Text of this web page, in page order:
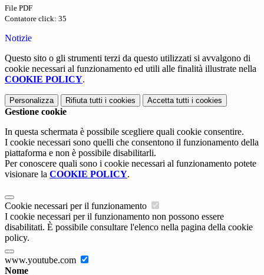
File PDF
Contatore click: 35
Notizie
Questo sito o gli strumenti terzi da questo utilizzati si avvalgono di
cookie necessari al funzionamento ed utili alle finalità illustrate nella
COOKIE POLICY.
Personalizza Rifiuta tutti i cookies Accetta tutti i cookies
Gestione cookie
In questa schermata è possibile scegliere quali cookie consentire.
I cookie necessari sono quelli che consentono il funzionamento della
piattaforma e non è possibile disabilitarli.
Per conoscere quali sono i cookie necessari al funzionamento potete
visionare la COOKIE POLICY.
Cookie necessari per il funzionamento
I cookie necessari per il funzionamento non possono essere
disabilitati. È possibile consultare l'elenco nella pagina della cookie
policy.
www.youtube.com
Nome